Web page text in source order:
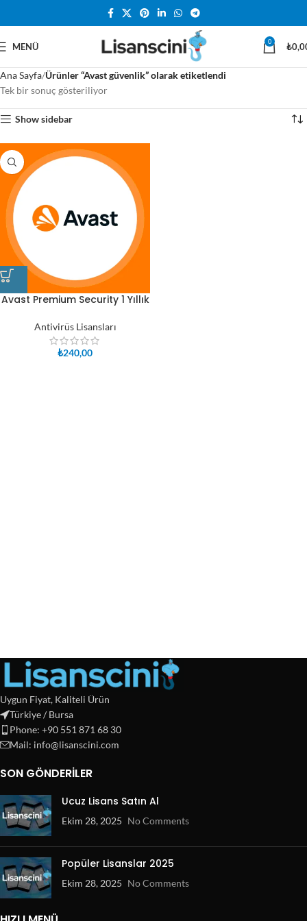
MENÜ 0 ₺
Ana Sayfa Ürünler “Avast güvenlik” olarak etiketlendi
Tek bir sonuç gösteriliyor
Show sidebar
Avast Premium Security 1 Yıllık
Antivirüs Lisansları
₺240,00
Uygun Fiyat, Kaliteli Ürün
Türkiye / Bursa
Phone: +90 551 871 68 30
Mail: info@lisanscini.com
SON GÖNDERILER
Ucuz Lisans Satın Al
Ekim 28, 2025 No Comments
Popüler Lisanslar 2025
Ekim 28, 2025 No Comments